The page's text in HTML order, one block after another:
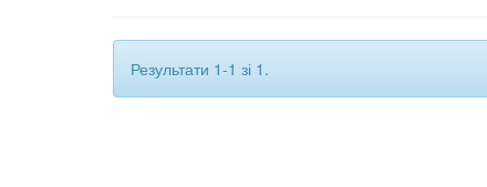
Результати 1-1 зі 1.